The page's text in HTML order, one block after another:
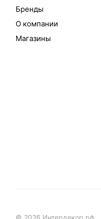
Бренды
О компании
Магазины
© 2026 Интердекор.рф